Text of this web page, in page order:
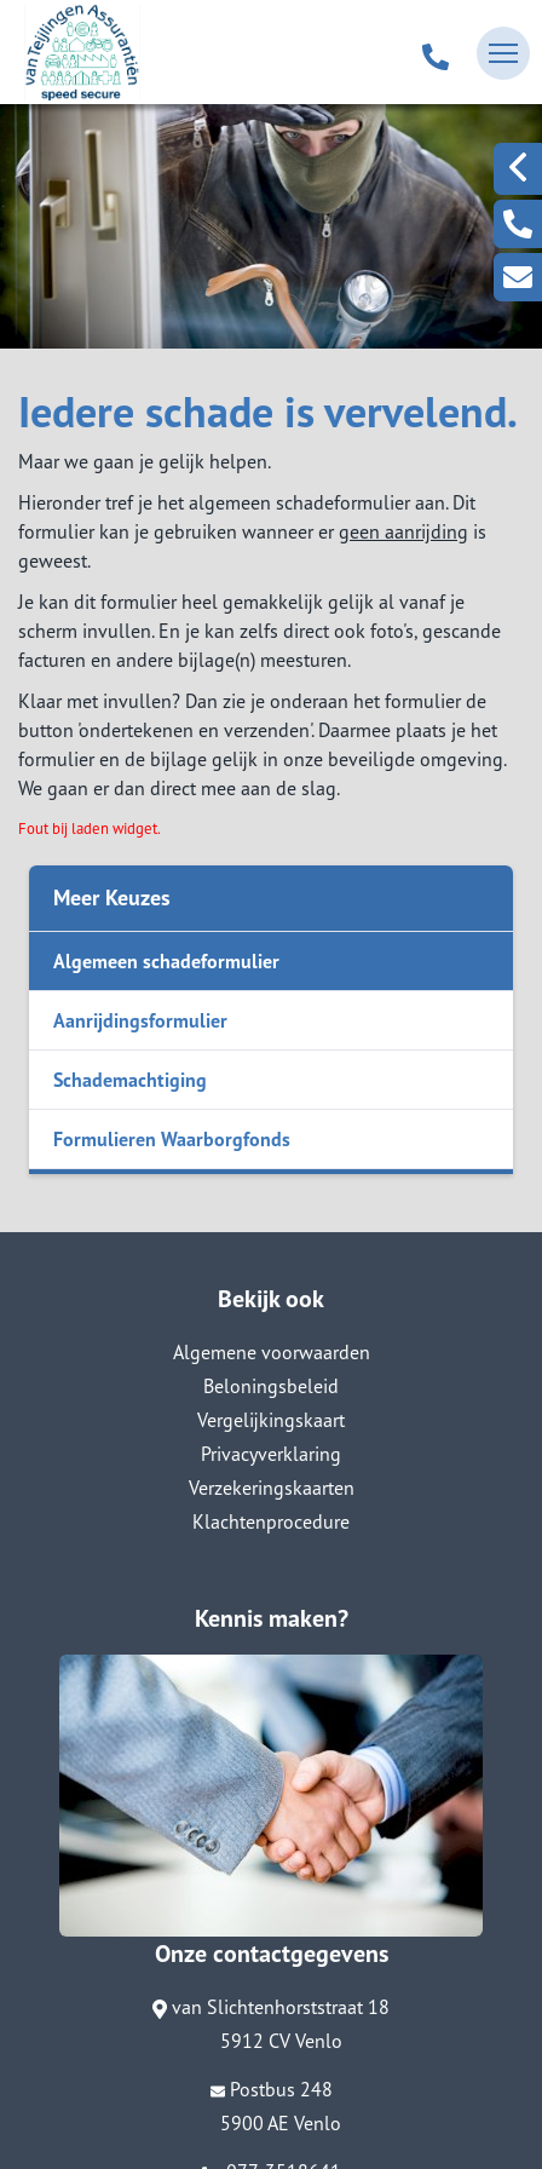
Iedere schade is vervelend.
Maar we gaan je gelijk helpen.
Hieronder tref je het algemeen schadeformulier aan. Dit
formulier kan je gebruiken wanneer ergeen aanrijding is
geweest.
Je kan dit formulier heel gemakkelijk gelijk al vanaf je
scherm invullen. En je kan zelfs direct ook foto's, gescande
facturen en andere bijlage(n) meesturen.
Klaar met invullen? Dan zie je onderaan het formulier de
button 'ondertekenen en verzenden'. Daarmee plaats je het
formulier en de bijlage gelijk in onze beveiligde omgeving.
We gaan er dan direct mee aan de slag.
Fout bij laden widget.
Meer Keuzes
Algemeen schadeformulier
Aanrijdingsformulier
Schademachtiging
Formulieren Waarborgfonds
Bekijk ook
Algemene voorwaarden
Beloningsbeleid
Vergelijkingskaart
Privacyverklaring
Verzekeringskaarten
Klachtenprocedure
Kennis maken?
Onze contactgegevens
van Slichtenhorststraat 18
5912 CV Venlo
Postbus 248
5900 AE Venlo